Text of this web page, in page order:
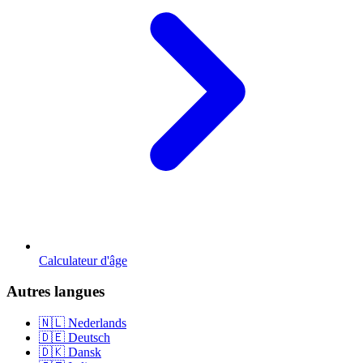
Calculateur d'âge
Autres langues
🇳🇱 Nederlands
🇩🇪 Deutsch
🇩🇰 Dansk